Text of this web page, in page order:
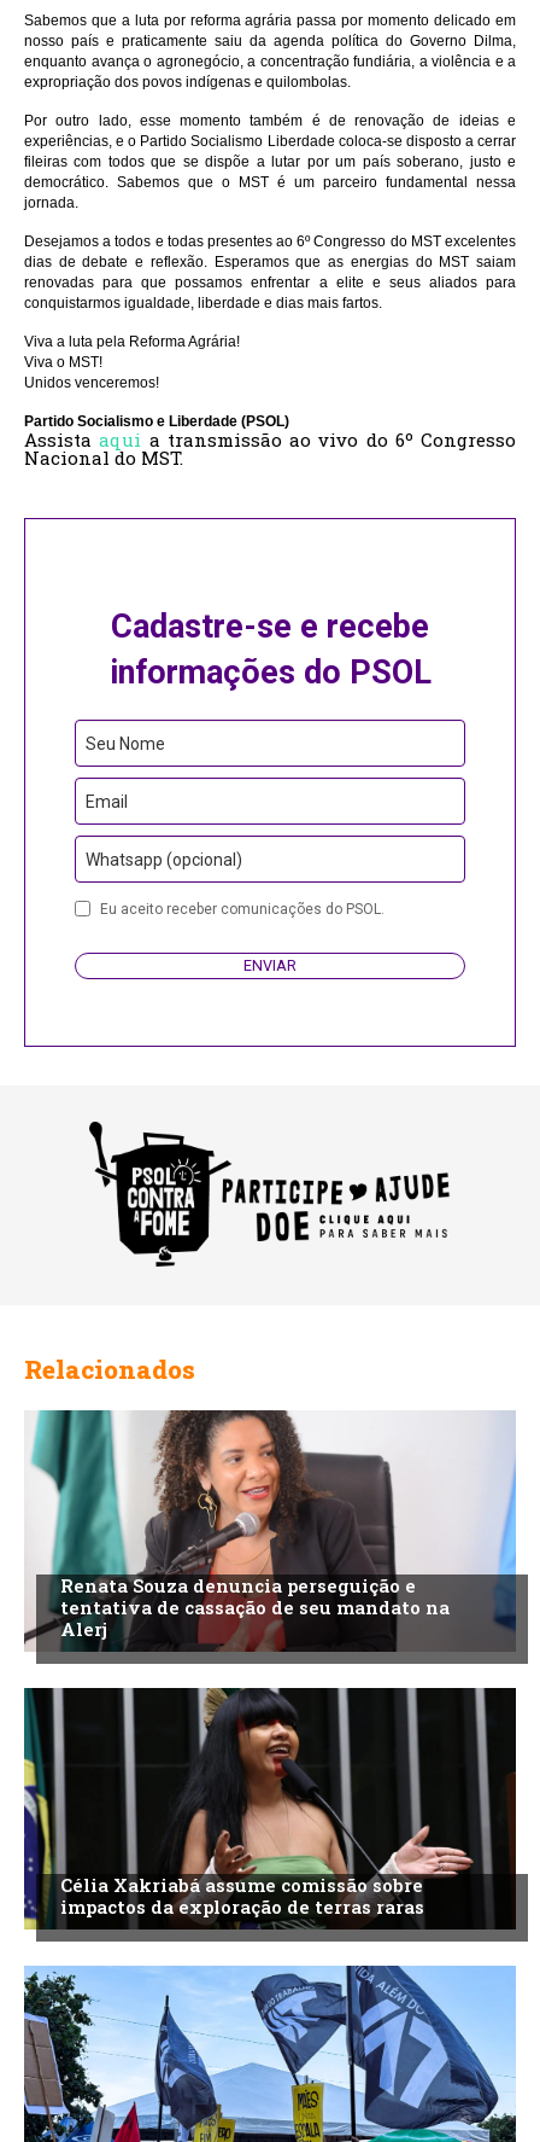
Sabemos que a luta por reforma agrária passa por momento delicado em
nosso país e praticamente saiu da agenda política do Governo Dilma,
enquanto avança o agronegócio, a concentração fundiária, a violência e a
expropriação dos povos indígenas e quilombolas.
Por outro lado, esse momento também é de renovação de ideias e
experiências, e o Partido Socialismo Liberdade coloca-se disposto a cerrar
fileiras com todos que se dispõe a lutar por um país soberano, justo e
democrático. Sabemos que o MST é um parceiro fundamental nessa
jornada.
Desejamos a todos e todas presentes ao 6º Congresso do MST excelentes
dias de debate e reflexão. Esperamos que as energias do MST saiam
renovadas para que possamos enfrentar a elite e seus aliados para
conquistarmos igualdade, liberdade e dias mais fartos.
Viva a luta pela Reforma Agrária!
Viva o MST!
Unidos venceremos!
Partido Socialismo e Liberdade (PSOL)
Assistaaqui a transmissão ao vivo do 6º Congresso
Nacional do MST.
Cadastre-se e recebe
informações do PSOL
Seu Nome
Email
Whatsapp (opcional)
Company
Eu aceito receber comunicações do PSOL.
ENVIAR
Relacionados
Renata Souza denuncia perseguição e
tentativa de cassação de seu mandato na
Alerj
Célia Xakriabá assume comissão sobre
impactos da exploração de terras raras